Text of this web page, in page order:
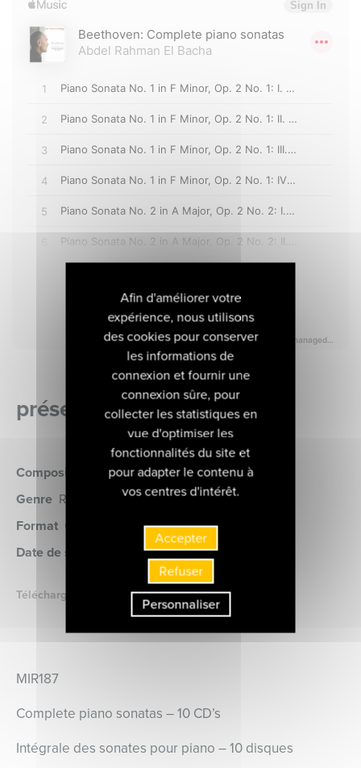
présentation de l'album
Compositeur
Beethoven (Ludwig von)
Genre Récital
Format CD
Date de sortie
10 septembre 2013
Télécharger le livret
MIR187
Complete piano sonatas – 10 CD’s
Intégrale des sonates pour piano – 10 disques
Afin d'améliorer votre
expérience, nous utilisons
des cookies pour conserver
les informations de
connexion et fournir une
connexion sûre, pour
collecter les statistiques en
vue d'optimiser les
fonctionnalités du site et
pour adapter le contenu à
vos centres d'intérêt.
Accepter
Refuser
Personnaliser